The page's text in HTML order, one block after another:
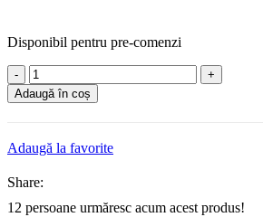
Disponibil pentru pre-comenzi
Cantitate
Suport
pi
Adaugă în coș
Adaugă la favorite
Share:
12 persoane urmăresc acum acest produs!